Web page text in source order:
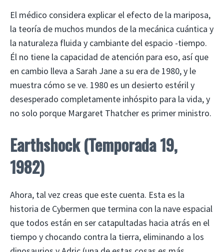
El médico considera explicar el efecto de la mariposa,
la teoría de muchos mundos de la mecánica cuántica y
la naturaleza fluida y cambiante del espacio -tiempo.
Él no tiene la capacidad de atención para eso, así que
en cambio lleva a Sarah Jane a su era de 1980, y le
muestra cómo se ve. 1980 es un desierto estéril y
desesperado completamente inhóspito para la vida, y
no solo porque Margaret Thatcher es primer ministro.
Earthshock (Temporada 19,
1982)
Ahora, tal vez creas que este cuenta. Esta es la
historia de Cybermen que termina con la nave espacial
que todos están en ser catapultadas hacia atrás en el
tiempo y chocando contra la tierra, eliminando a los